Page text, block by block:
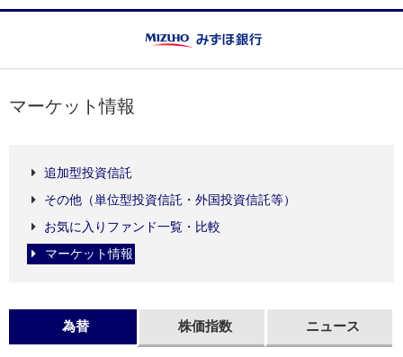
マーケット情報
追加型投資信託
その他（単位型投資信託・外国投資信託等）
お気に入りファンド一覧・比較
マーケット情報
為替 株価指数 ニュース